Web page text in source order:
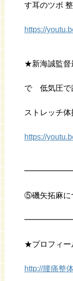
す耳のツボ
https://
★新海誠監督
で 低気圧で
ストレッチ体
https://
⑤磯矢拓麻に
★プロフィー
http://腰痛整